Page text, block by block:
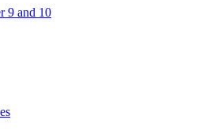
9 and 10